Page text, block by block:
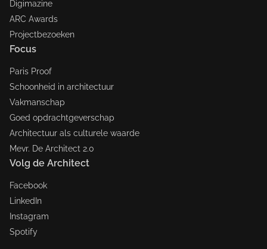
Digimazine
ARC Awards
Projectbezoeken
Focus
Paris Proof
Schoonheid in architectuur
Vakmanschap
Goed opdrachtgeverschap
Architectuur als culturele waarde
Mevr. De Architect 2.0
Volg de Architect
Facebook
LinkedIn
Instagram
Spotify